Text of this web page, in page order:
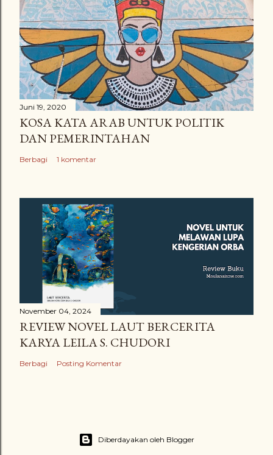
Juni 19, 2020
KOSA KATA ARAB UNTUK POLITIK
DAN PEMERINTAHAN
Berbagi 1 komentar
November 04, 2024
REVIEW NOVEL LAUT BERCERITA
KARYA LEILA S. CHUDORI
Berbagi Posting Komentar
Diberdayakan oleh Blogger